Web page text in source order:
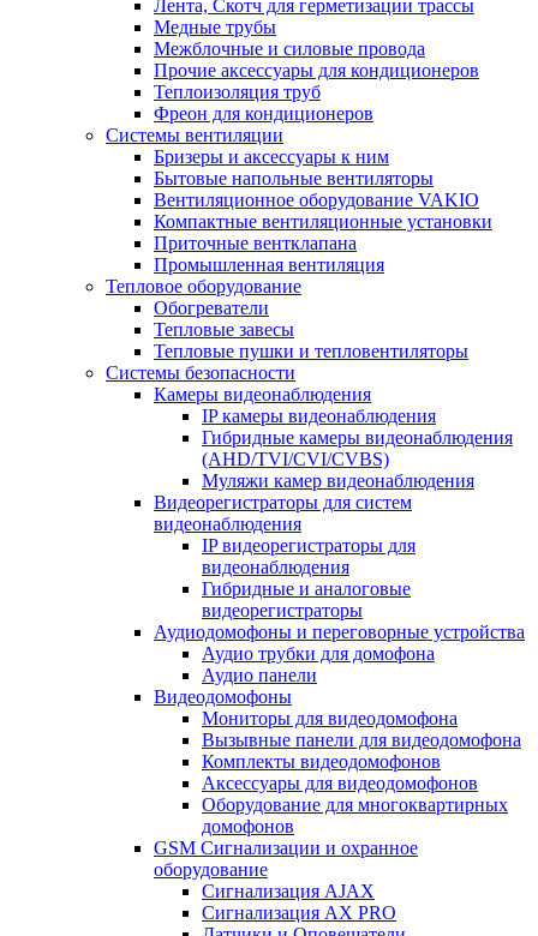
Лента, Скотч для герметизации трассы
Медные трубы
Межблочные и силовые провода
Прочие аксессуары для кондиционеров
Теплоизоляция труб
Фреон для кондиционеров
Системы вентиляции
Бризеры и аксессуары к ним
Бытовые напольные вентиляторы
Вентиляционное оборудование VAKIO
Компактные вентиляционные установки
Приточные вентклапана
Промышленная вентиляция
Тепловое оборудование
Обогреватели
Тепловые завесы
Тепловые пушки и тепловентиляторы
Системы безопасности
Камеры видеонаблюдения
IP камеры видеонаблюдения
Гибридные камеры видеонаблюдения
(AHD/TVI/CVI/CVBS)
Муляжи камер видеонаблюдения
Видеорегистраторы для систем
видеонаблюдения
IP видеорегистраторы для
видеонаблюдения
Гибридные и аналоговые
видеорегистраторы
Аудиодомофоны и переговорные устройства
Аудио трубки для домофона
Аудио панели
Видеодомофоны
Мониторы для видеодомофона
Вызывные панели для видеодомофона
Комплекты видеодомофонов
Аксессуары для видеодомофонов
Оборудование для многоквартирных
домофонов
GSM Сигнализации и охранное
оборудование
Сигнализация AJAX
Сигнализация AX PRO